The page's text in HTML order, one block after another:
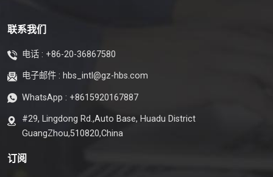
联系我们
电话 : +86-20-36867580
电子邮件 : hbs_intl@gz-hbs.com
WhatsApp : +8615920167887
#29, Lingdong Rd.,Auto Base, Huadu District
GuangZhou,510820,China
订阅